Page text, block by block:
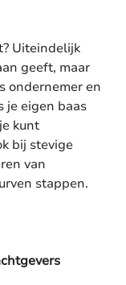
Uiteindelijk
geeft, maar
ondernemer en
je eigen baas
kunt
bij stevige
van
stappen.